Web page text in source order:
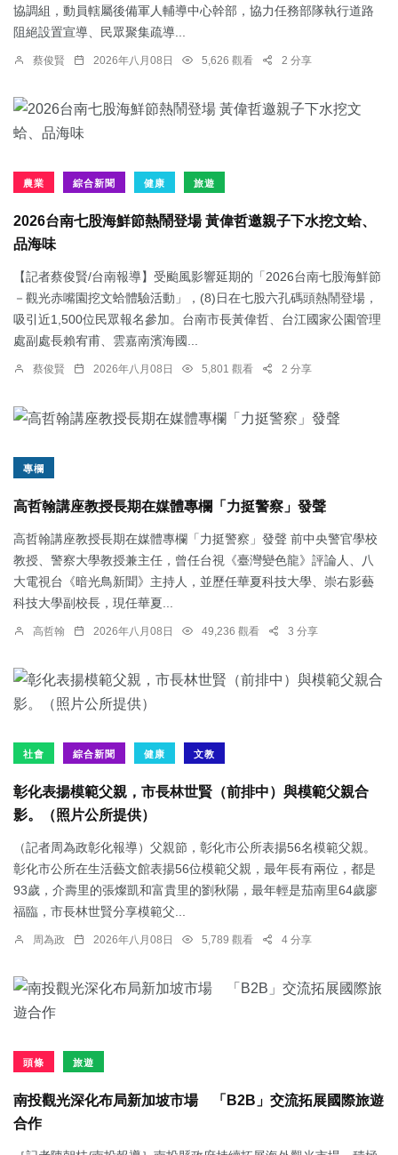
協調組，動員轄屬後備軍人輔導中心幹部，協力任務部隊執行道路
阻絕設置宣導、民眾聚集疏導...
蔡俊賢 2026年八月08日 5,626 觀看 2 分享
農業 綜合新聞 健康 旅遊
2026台南七股海鮮節熱鬧登場 黃偉哲邀親子下水挖文蛤、
品海味
【記者蔡俊賢/台南報導】受颱風影響延期的「2026台南七股海鮮節
－觀光赤嘴園挖文蛤體驗活動」，(8)日在七股六孔碼頭熱鬧登場，
吸引近1,500位民眾報名參加。台南市長黃偉哲、台江國家公園管理
處副處長賴宥甫、雲嘉南濱海國...
蔡俊賢 2026年八月08日 5,801 觀看 2 分享
專欄
高哲翰講座教授長期在媒體專欄「力挺警察」發聲
高哲翰講座教授長期在媒體專欄「力挺警察」發聲 前中央警官學校
教授、警察大學教授兼主任，曾任台視《臺灣變色龍》評論人、八
大電視台《暗光鳥新聞》主持人，並歷任華夏科技大學、崇右影藝
科技大學副校長，現任華夏...
高哲翰 2026年八月08日 49,236 觀看 3 分享
社會 綜合新聞 健康 文教
彰化表揚模範父親，市長林世賢（前排中）與模範父親合
影。（照片公所提供）
（記者周為政彰化報導）父親節，彰化市公所表揚56名模範父親。
彰化市公所在生活藝文館表揚56位模範父親，最年長有兩位，都是
93歲，介壽里的張燦凱和富貴里的劉秋陽，最年輕是茄南里64歲廖
福臨，市長林世賢分享模範父...
周為政 2026年八月08日 5,789 觀看 4 分享
頭條 旅遊
南投觀光深化布局新加坡市場 「B2B」交流拓展國際旅遊
合作